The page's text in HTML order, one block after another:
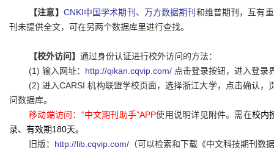
【注意】 CNKI中国学术期刊 、 万方数据期刊 和维普期刊，互有
刊未提供全文，可在另两个数据库里进行查找。
【校外访问】通过身份认证进行校外访问的方法：
(1) 输入网址： http://qikan.cqvip.com/ 点击登录按钮，进入登录
(2) 进入CARSI 机构联盟学校页面，选择浙江大学，点击确认
问数据库。
移动端访问：“中文期刊助手”APP使用说明详见附件。需在校内
录、有效期180天。
旧版： http://lib.cqvip.com/ （可以检索和下载《中文科技期刊数